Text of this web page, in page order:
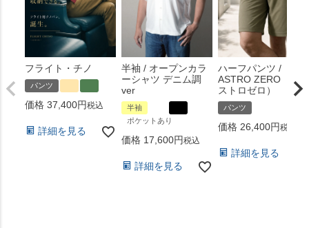
フライト・チノ
パンツ
価格 37,400 税込
詳細を見る
半袖 / オープンカラ
ーシャツ デニム調
ver
半袖
ポケットあり
価格 17,600 税込
詳細を見る
ハーフパンツ /
ASTRO ZERO （ア
ストロゼロ）
パンツ
価格 26,400 税込
詳細を見る